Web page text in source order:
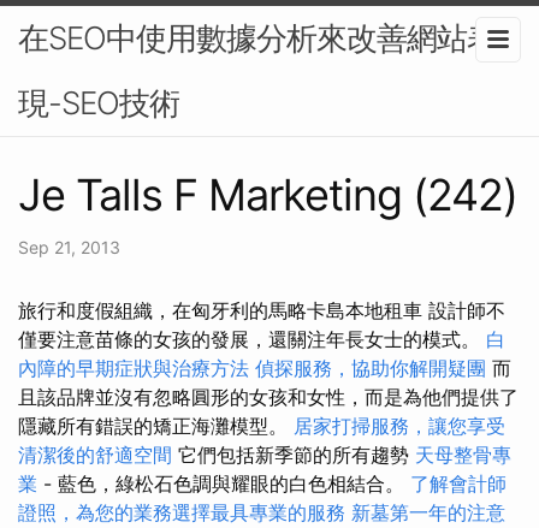
在SEO中使用數據分析來改善網站表
現-SEO技術
Je Talls F Marketing (242)
Sep 21, 2013
旅行和度假組織，在匈牙利的馬略卡島本地租車 設計師不
僅要注意苗條的女孩的發展，還關注年長女士的模式。 白
內障的早期症狀與治療方法 偵探服務，協助你解開疑團 而
且該品牌並沒有忽略圓形的女孩和女性，而是為他們提供了
隱藏所有錯誤的矯正海灘模型。 居家打掃服務，讓您享受
清潔後的舒適空間 它們包括新季節的所有趨勢 天母整骨專
業 - 藍色，綠松石色調與耀眼的白色相結合。 了解會計師
證照，為您的業務選擇最具專業的服務 新墓第一年的注意